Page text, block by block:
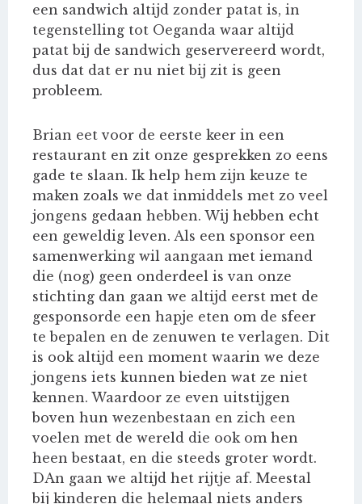
een sandwich altijd zonder patat is, in
tegenstelling tot Oeganda waar altijd
patat bij de sandwich geservereerd wordt,
dus dat dat er nu niet bij zit is geen
probleem.
Brian eet voor de eerste keer in een
restaurant en zit onze gesprekken zo eens
gade te slaan. Ik help hem zijn keuze te
maken zoals we dat inmiddels met zo veel
jongens gedaan hebben. Wij hebben echt
een geweldig leven. Als een sponsor een
samenwerking wil aangaan met iemand
die (nog) geen onderdeel is van onze
stichting dan gaan we altijd eerst met de
gesponsorde een hapje eten om de sfeer
te bepalen en de zenuwen te verlagen. Dit
is ook altijd een moment waarin we deze
jongens iets kunnen bieden wat ze niet
kennen. Waardoor ze even uitstijgen
boven hun wezenbestaan en zich een
voelen met de wereld die ook om hen
heen bestaat, en die steeds groter wordt.
DAn gaan we altijd het rijtje af. Meestal
bij kinderen die helemaal niets anders